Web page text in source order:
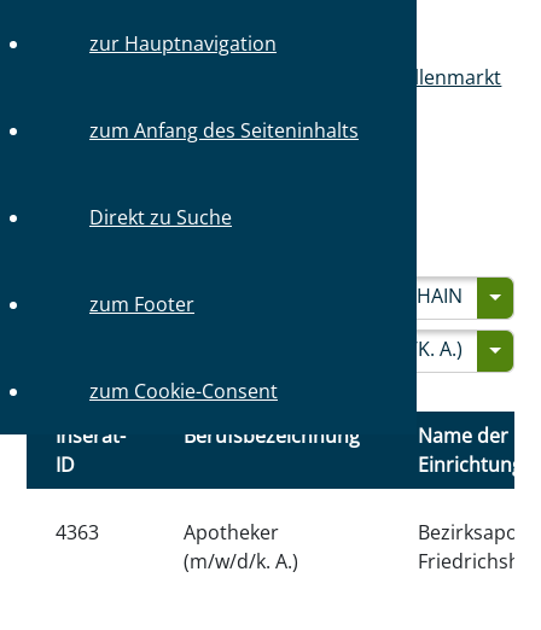
zur Hauptnavigation
zum Anfang des Seiteninhalts
Direkt zu Suche
zum Footer
zum Cookie-Consent
Stellenmarkt
STELLENANGEBOTE
FRIEDRICHSHAIN
BERUFSBEZEICHNUNG:
APOTHEKER (M/W/D/K. A.)
Inserat-
ID
Berufsbezeichnung
Name der
Einrichtung
4363
Apotheker
(m/w/d/k. A.)